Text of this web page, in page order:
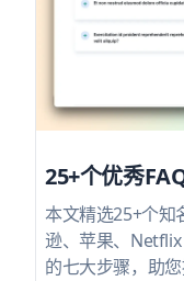
25+个优秀
本文精选25+个知
逊、苹果、Netflix
的七大步骤，助